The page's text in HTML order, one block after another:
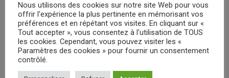
Vous faire des offres d’assurance sur mesure et qui
correspondent à votre profil,
Répondre à nos obligations réglementaires
auxquelles nous sommes soumis en tant que courtier
d’assurance, à travers le code des assurances. IL s’agit
Nous utilisons des cookies sur notre site Web pour vous
offrir l'expérience la plus pertinente en mémorisant vos
préférences et en répétant vos visites. En cliquant sur «
Tout accepter », vous consentez à l'utilisation de TOUS
les cookies. Cependant, vous pouvez visiter les «
Paramètres des cookies » pour fournir un consentement
contrôlé.